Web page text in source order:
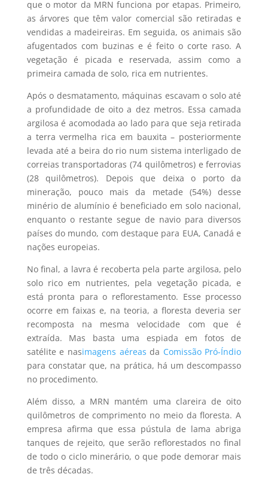
que o motor da MRN funciona por etapas. Primeiro,
as árvores que têm valor comercial são retiradas e
vendidas a madeireiras. Em seguida, os animais são
afugentados com buzinas e é feito o corte raso. A
vegetação é picada e reservada, assim como a
primeira camada de solo, rica em nutrientes.
Após o desmatamento, máquinas escavam o solo até
a profundidade de oito a dez metros. Essa camada
argilosa é acomodada ao lado para que seja retirada
a terra vermelha rica em bauxita – posteriormente
levada até a beira do rio num sistema interligado de
correias transportadoras (74 quilômetros) e ferrovias
(28 quilômetros). Depois que deixa o porto da
mineração, pouco mais da metade (54%) desse
minério de alumínio é beneficiado em solo nacional,
enquanto o restante segue de navio para diversos
países do mundo, com destaque para EUA, Canadá e
nações europeias.
No final, a lavra é recoberta pela parte argilosa, pelo
solo rico em nutrientes, pela vegetação picada, e
está pronta para o reflorestamento. Esse processo
ocorre em faixas e, na teoria, a floresta deveria ser
recomposta na mesma velocidade com que é
extraída. Mas basta uma espiada em fotos de
satélite e nasimagens aéreas da Comissão Pró-Índio
para constatar que, na prática, há um descompasso
no procedimento.
Além disso, a MRN mantém uma clareira de oito
quilômetros de comprimento no meio da floresta. A
empresa afirma que essa pústula de lama abriga
tanques de rejeito, que serão reflorestados no final
de todo o ciclo minerário, o que pode demorar mais
de três décadas.